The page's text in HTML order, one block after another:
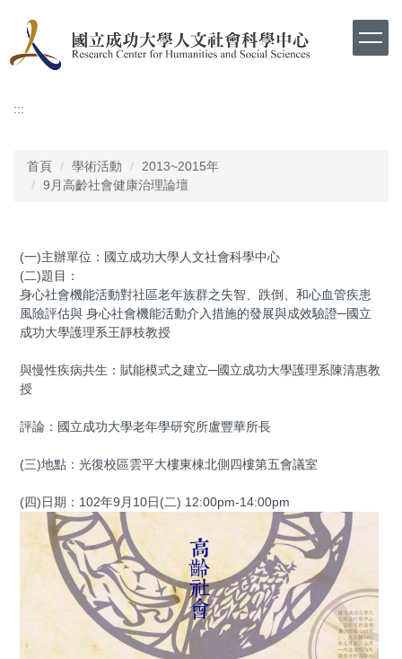
要
容
:::
首頁 學術活動
2013~2015年
9月高齡社會健康治理論壇
(一)主辦單位：國立成功大學人文社會科學中心
(二)題目：
身心社會機能活動對社區老年族群之失智、跌倒、和心血管疾患
風險評估與 身心社會機能活動介入措施的發展與成效驗證─國立
成功大學護理系王靜枝教授
與慢性疾病共生：賦能模式之建立─國立成功大學護理系陳清惠教
授
評論：國立成功大學老年學研究所盧豐華所長
(三)地點：光復校區雲平大樓東棟北側四樓第五會議室
(四)日期：102年9月10日(二) 12:00pm-14:00pm